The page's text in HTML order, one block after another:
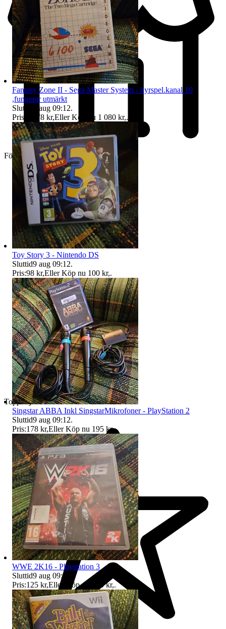
Företag
Toppsäljare
Fantasy Zone II - Sega Master System - hyrspel.kanal 10
,fungerar utmärkt
Sluttid
9 aug 09:12.
Pris:
1 078 kr,Eller Köp nu 1 080 kr,.
Toy Story 3 - Nintendo DS
Sluttid9 aug 09:12.
Pris:98 kr,Eller Köp nu 100 kr,.
Singstar ABBA Inkl SingstarMikrofoner - PlayStation 2
Sluttid9 aug 09:12.
Pris:178 kr,Eller Köp nu 195 kr,.
WWE 2K16 - Playstation 3
Sluttid9 aug 09:13
Pris:125 kr,Eller Köp nu 130 kr,.